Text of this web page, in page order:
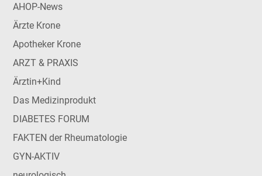
AHOP-News
Ärzte Krone
Apotheker Krone
ARZT & PRAXIS
Ärztin+Kind
Das Medizinprodukt
DIABETES FORUM
FAKTEN der Rheumatologie
GYN-AKTIV